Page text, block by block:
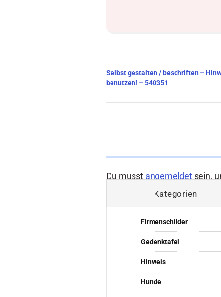
Beitragsnavigation
Selbst gestalten / beschriften –
benutzen! – 540351
Du musst angemeldet sein,
Kategorien
Firmenschilder
Gedenktafel
Hinweis
Hunde